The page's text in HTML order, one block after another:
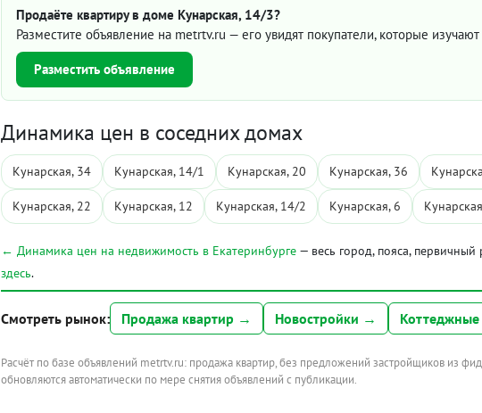
Продаёте квартиру в доме Кунарская, 14/3?
Разместите объявление на metrtv.ru — его увидят покупатели, которые
Разместить объявление
Динамика цен в соседних домах
Кунарская, 34 Кунарская, 14/1 Кунарская, 20 Кунарская, 36
Кунарская, 22 Кунарская, 12 Кунарская, 14/2 Кунарская, 6
← Динамика цен на недвижимость в Екатеринбурге — весь город, пояса,
здесь.
Смотреть рынок: Продажа квартир → Новостройки →
Расчёт по базе объявлений metrtv.ru: продажа квартир, без предложений застройщиков из
обновляются автоматически по мере снятия объявлений с публикации.